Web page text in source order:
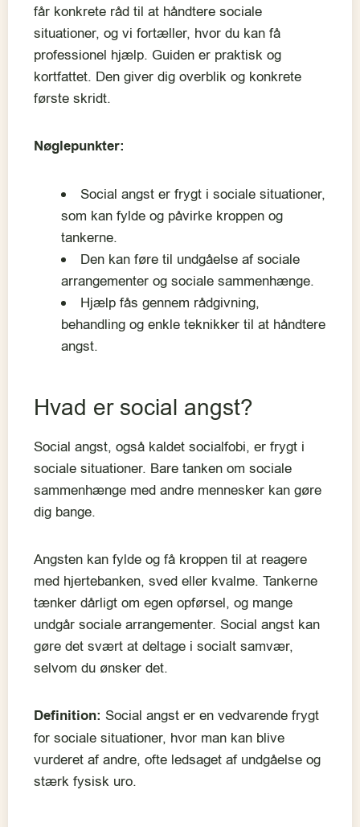
får konkrete råd til at håndtere sociale
situationer, og vi fortæller, hvor du kan få
professionel hjælp. Guiden er praktisk og
kortfattet. Den giver dig overblik og konkrete
første skridt.
Nøglepunkter:
Social angst er frygt i sociale situationer,
som kan fylde og påvirke kroppen og
tankerne.
Den kan føre til undgåelse af sociale
arrangementer og sociale sammenhænge.
Hjælp fås gennem rådgivning,
behandling og enkle teknikker til at håndtere
angst.
Hvad er social angst?
Social angst, også kaldet socialfobi, er frygt i
sociale situationer. Bare tanken om sociale
sammenhænge med andre mennesker kan gøre
dig bange.
Angsten kan fylde og få kroppen til at reagere
med hjertebanken, sved eller kvalme. Tankerne
tænker dårligt om egen opførsel, og mange
undgår sociale arrangementer. Social angst kan
gøre det svært at deltage i socialt samvær,
selvom du ønsker det.
Definition: Social angst er en vedvarende frygt
for sociale situationer, hvor man kan blive
vurderet af andre, ofte ledsaget af undgåelse og
stærk fysisk uro.